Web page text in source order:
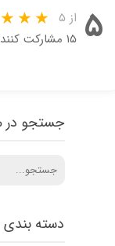
۵ از ۵
۱۵ مشارکت کننده
دسته بندی
جستجو در